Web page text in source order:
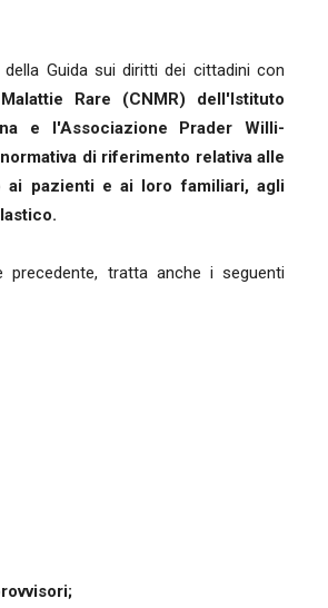
Guida sui diritti dei cittadini con
Rare (CNMR) dell'Istituto
e l'Associazione Prader Willi-
di riferimento relativa alle
ai pazienti e ai loro familiari, agli
precedente, tratta anche i seguenti